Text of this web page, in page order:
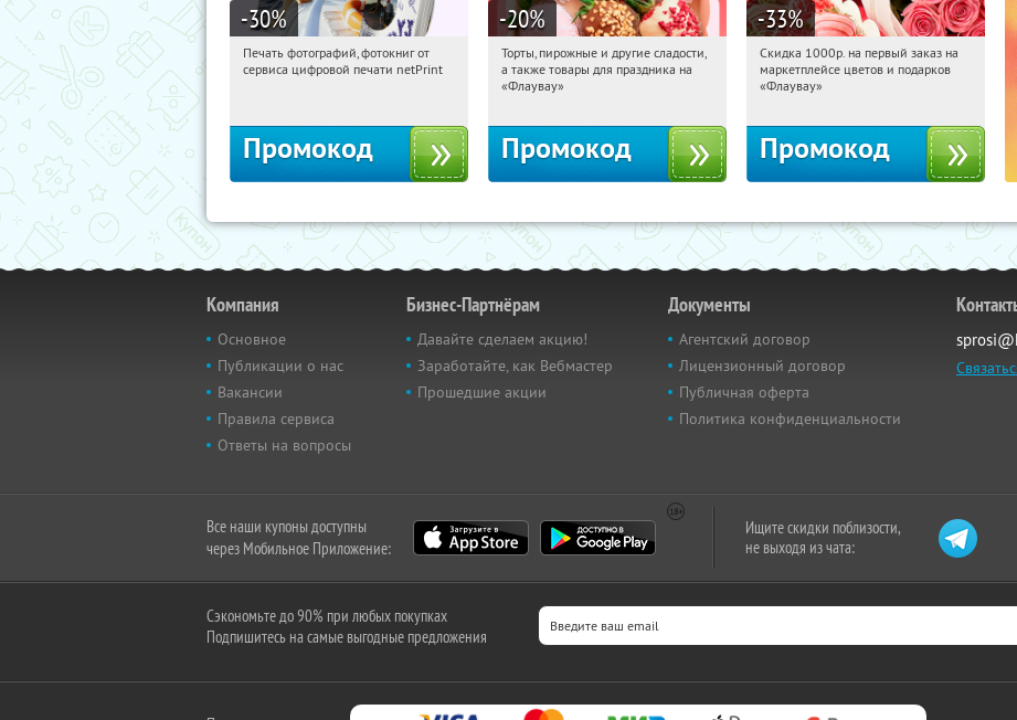
-30%
10:08:07 Получили:
Печать фотографий, фотокниг от
сервиса цифровой печати netPrint
Промокод
-20%
10:08:07 Получили:
Россия
Торты, пирожные и другие сладости,
а также товары для праздника на
«Флаувау»
Промокод
-33%
10:08:07 Получили:
Россия
Скидка 1000р. на первый заказ на
маркетплейсе цветов и подарков
«Флаувау»
Промокод
Компания
Основное
Публикации о нас
Вакансии
Правила сервиса
Ответы на вопросы
Бизнес-Партнёрам
Давайте сделаем акцию!
Заработайте, как Вебмастер
Прошедшие акции
Документы
Агентский договор
Лицензионный договор
Публичная оферта
Политика конфиденциальности
Все наши купоны доступны
через Мобильное Приложение:
Ищите скидки поблизости,
не выходя из чата:
Сэкономьте до 90% при любых покупках
Подпишитесь на самые выгодные предложения